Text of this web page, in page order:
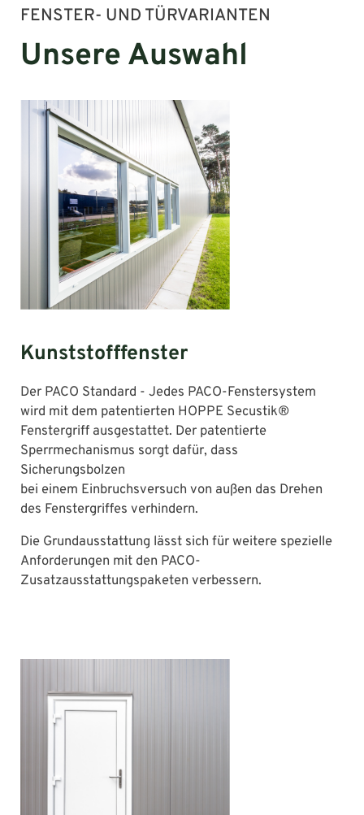
FENSTER- UND TÜRVARIANTEN
Unsere Auswahl
Kunststofffenster
Der PACO Standard - Jedes PACO-Fenstersystem
wird mit dem patentierten HOPPE Secustik®
Fenstergriff ausgestattet. Der patentierte
Sperrmechanismus sorgt dafür, dass
Sicherungsbolzen
bei einem Einbruchsversuch von außen das Drehen
des Fenstergriffes verhindern.
Die Grundausstattung lässt sich für weitere spezielle
Anforderungen mit den PACO-
Zusatzausstattungspaketen verbessern.